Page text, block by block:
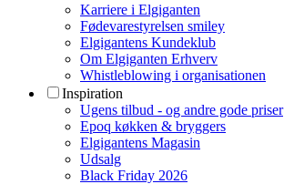
Karriere i Elgiganten
Fødevarestyrelsen smiley
Elgigantens Kundeklub
Om Elgiganten Erhverv
Whistleblowing i organisationen
Inspiration
Ugens tilbud - og andre gode priser
Epoq køkken & bryggers
Elgigantens Magasin
Udsalg
Black Friday 2026